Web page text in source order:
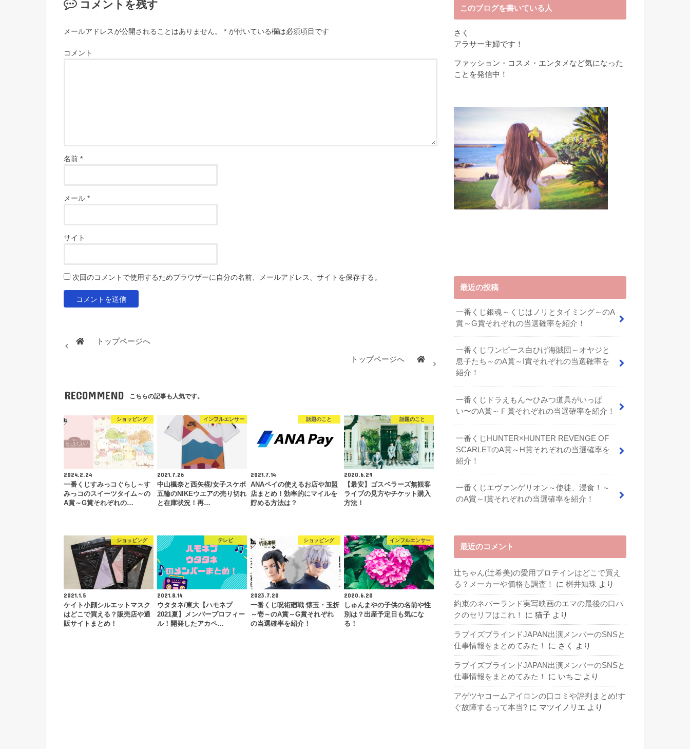
コメントを残す
メールアドレスが公開されることはありません。 * が付いている欄は必須項目です
コメント
名前 *
メール *
サイト
次回のコメントで使用するためブラウザーに自分の名前、メールアドレス、サイトを保存する。
トップページへ
トップページへ
RECOMMEND こちらの記事も人気です。
ショッピング
2024.2.24
一番くじすみっコぐらし～す
みっコのスイーツタイム～の
A賞～G賞それぞれの…
インフルエンサー
2021.7.26
中山楓奈と西矢椛/女子スケボ
五輪のNIKEウエアの売り切れ
と在庫状況！再…
話題のこと
2021.7.14
ANAペイの使えるお店や加盟
店まとめ！効率的にマイルを
貯める方法は？
話題のこと
2020.6.29
【最安】ゴスペラーズ無観客
ライブの見方やチケット購入
方法！
ショッピング
2021.1.5
ケイト小顔シルエットマスク
はどこで買える？販売店や通
販サイトまとめ！
テレビ
2021.8.14
ウタタネ/東大【ハモネプ
2021夏】メンバープロフィー
ル！開発したアカペ…
ショッピング
2023.7.20
一番くじ呪術廻戦 懐玉・玉折
～壱～のA賞～G賞それぞれ
の当選確率を紹介！
インフルエンサー
2020.6.20
しゅんまやの子供の名前や性
別は？出産予定日も気にな
る！
このブログを書いている人
さく
アラサー主婦です！
ファッション・コスメ・エンタメなど気になった
ことを発信中！
最近の投稿
一番くじ銀魂～くじはノリとタイミング～のA
賞～G賞それぞれの当選確率を紹介！
一番くじワンピース白ひげ海賊団～オヤジと
息子たち～のA賞～I賞それぞれの当選確率を
紹介！
⼀番くじドラえもん〜ひみつ道具がいっぱ
い〜のA賞～Ｆ賞それぞれの当選確率を紹介！
一番くじHUNTER×HUNTER REVENGE OF
SCARLETのA賞～H賞それぞれの当選確率を
紹介！
一番くじエヴァンゲリオン～使徒、浸食！～
のA賞～I賞それぞれの当選確率を紹介！
最近のコメント
辻ちゃん(辻希美)の愛用プロテインはどこで買え
る？メーカーや価格も調査！
に 桝井知珠 より
約束のネバーランド実写映画のエマの最後の口パ
クのセリフはこれ！
に 猫子 より
ラブイズブラインドJAPAN出演メンバーのSNSと
仕事情報をまとめてみた！
に さく より
ラブイズブラインドJAPAN出演メンバーのSNSと
仕事情報をまとめてみた！
に いちご より
アゲツヤコームアイロンの口コミや評判まとめ!す
ぐ故障するって本当? に マツイノリエ より